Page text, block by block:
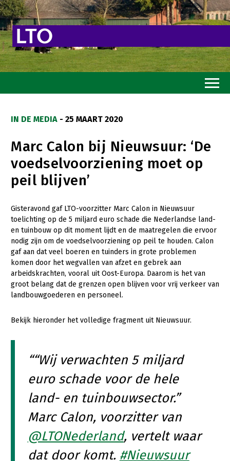
Goed eten
Mooi groen
Sterk ondernemerschap
Transitiepaden
Thema’s
Gezonde planten
Gezonde dieren
Natuur, klimaat en energie
Platteland en omgeving
Internationaal
Sectoren
Dier
Biologische Landbouw
Geitenhouderij
Kalverhouderij
Plant
Akkerbouw
Biologische Landbouw
Multifunctionele landbouw
Multifunctioneel
IN DE MEDIA - 25 MAART 2020
Marc Calon bij Nieuwsuur: ‘De
voedselvoorziening moet op
peil blijven’
Gisteravond gaf LTO-voorzitter Marc Calon in Nieuwsuur
toelichting op de 5 miljard euro schade die Nederlandse land-
en tuinbouw op dit moment lijdt en de maatregelen die ervoor
nodig zijn om de voedselvoorziening op peil te houden. Calon
gaf aan dat veel boeren en tuinders in grote problemen
komen door het wegvallen van afzet en gebrek aan
arbeidskrachten, vooral uit Oost-Europa. Daarom is het van
groot belang dat de grenzen open blijven voor vrij verkeer van
landbouwgoederen en personeel.
Bekijk hieronder het volledige fragment uit Nieuwsuur.
“Wij verwachten 5 miljard
euro schade voor de hele
land- en tuinbouwsector.”
Marc Calon, voorzitter van
@LTONederland, vertelt waar
dat door komt. #Nieuwsuur